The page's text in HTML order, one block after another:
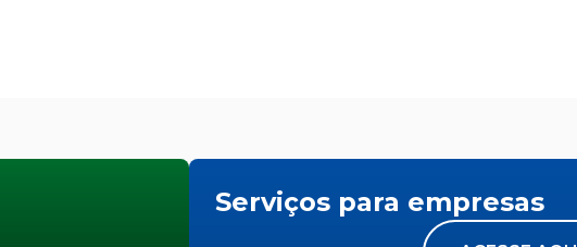
Serviços para empresas